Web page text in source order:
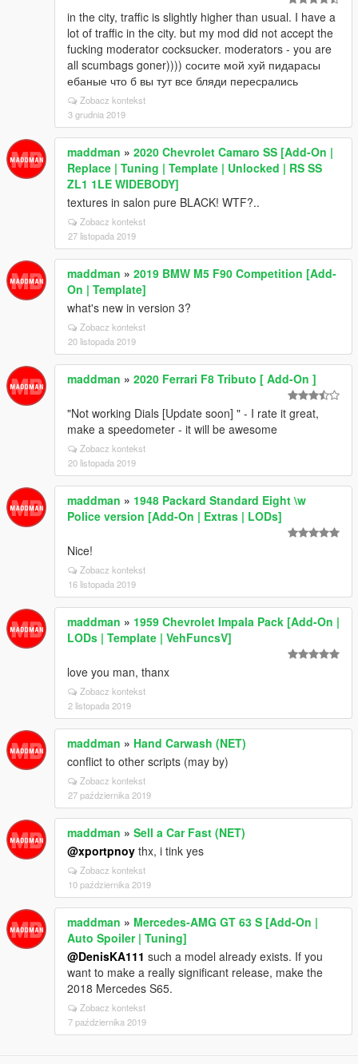
in the city, traffic is slightly higher than usual. I have a
lot of traffic in the city. but my mod did not accept the
fucking moderator cocksucker. moderators - you are
all scumbags goner)))) сосите мой хуй пидарасы
ебаные что б вы тут все бляди пересрались
Zobacz kontekst
3 grudnia 2019
maddman » 2020 Chevrolet Camaro SS [Add-On |
Replace | Tuning | Template | Unlocked | RS SS
ZL1 1LE WIDEBODY]
textures in salon pure BLACK! WTF?..
Zobacz kontekst
27 listopada 2019
maddman » 2019 BMW M5 F90 Competition [Add-
On | Template]
what's new in version 3?
Zobacz kontekst
20 listopada 2019
maddman » 2020 Ferrari F8 Tributo [ Add-On ]
"Not working Dials [Update soon] " - I rate it great,
make a speedometer - it will be awesome
Zobacz kontekst
20 listopada 2019
maddman » 1948 Packard Standard Eight \w
Police version [Add-On | Extras | LODs]
Nice!
Zobacz kontekst
16 listopada 2019
maddman » 1959 Chevrolet Impala Pack [Add-On |
LODs | Template | VehFuncsV]
love you man, thanx
Zobacz kontekst
2 listopada 2019
maddman » Hand Carwash (NET)
conflict to other scripts (may by)
Zobacz kontekst
27 października 2019
maddman » Sell a Car Fast (NET)
@xportpnoy thx, i tink yes
Zobacz kontekst
10 października 2019
maddman » Mercedes‑AMG GT 63 S [Add-On |
Auto Spoiler | Tuning]
@DenisKA111 such a model already exists. If you
want to make a really significant release, make the
2018 Mercedes S65.
Zobacz kontekst
7 października 2019